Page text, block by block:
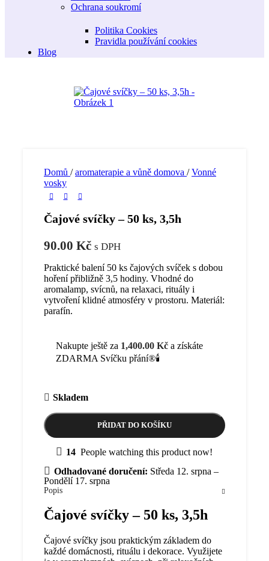
Ochrana soukromí
Politika Cookies
Pravidla používání cookies
Blog
Domů / aromaterapie a vůně domova / Vonné
vosky
Čajové svíčky – 50 ks, 3,5h
90.00 Kč s DPH
Praktické balení 50 ks čajových svíček s dobou
hoření přibližně 3,5 hodiny. Vhodné do
aromalamp, svícnů, na relaxaci, rituály i
vytvoření klidné atmosféry v prostoru. Materiál:
parafín.
Nakupte ještě za 1,400.00 Kč a získáte
ZDARMA Svíčku přání®🕯️
Skladem
PŘIDAT DO KOŠÍKU
14 People watching this product now!
Odhadované doručení: Středa 12. srpna –
Pondělí 17. srpna
Popis
Čajové svíčky – 50 ks, 3,5h
Čajové svíčky jsou praktickým základem do
každé domácnosti, rituálu i dekorace. Využijete